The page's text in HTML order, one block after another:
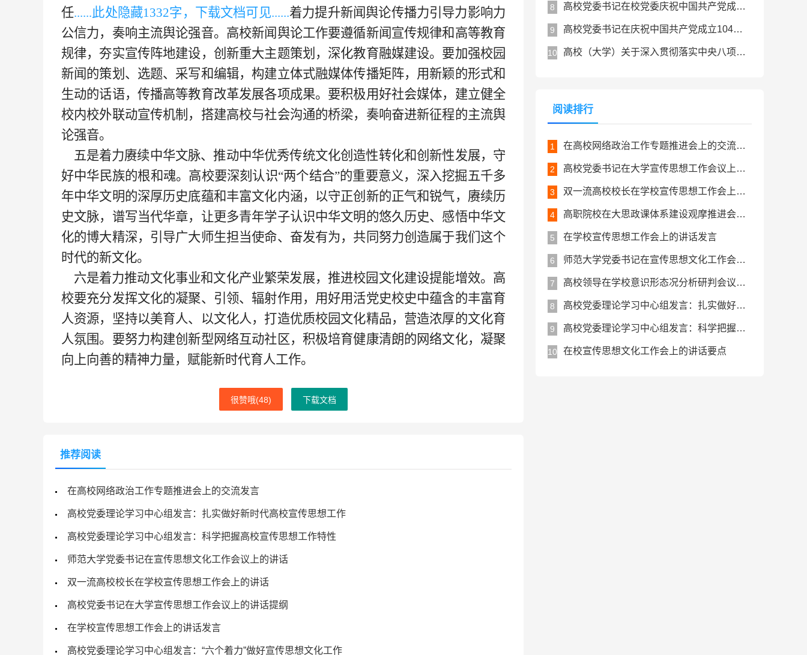
任......此处隐藏1332字，下载文档可见......着力提升新闻舆论传播力引导力影响力
公信力，奏响主流舆论强音。高校新闻舆论工作要遵循新闻宣传规律和高等教育
规律，夯实宣传阵地建设，创新重大主题策划，深化教育融媒建设。要加强校园
新闻的策划、选题、采写和编辑，构建立体式融媒体传播矩阵，用新颖的形式和
生动的话语，传播高等教育改革发展各项成果。要积极用好社会媒体，建立健全
校内校外联动宣传机制，搭建高校与社会沟通的桥梁，奏响奋进新征程的主流舆
论强音。
五是着力赓续中华文脉、推动中华优秀传统文化创造性转化和创新性发展，守
好中华民族的根和魂。高校要深刻认识“两个结合”的重要意义，深入挖掘五千多
年中华文明的深厚历史底蕴和丰富文化内涵，以守正创新的正气和锐气，赓续历
史文脉，谱写当代华章，让更多青年学子认识中华文明的悠久历史、感悟中华文
化的博大精深，引导广大师生担当使命、奋发有为，共同努力创造属于我们这个
时代的新文化。
六是着力推动文化事业和文化产业繁荣发展，推进校园文化建设提能增效。高
校要充分发挥文化的凝聚、引领、辐射作用，用好用活党史校史中蕴含的丰富育
人资源，坚持以美育人、以文化人，打造优质校园文化精品，营造浓厚的文化育
人氛围。要努力构建创新型网络互动社区，积极培育健康清朗的网络文化，凝聚
向上向善的精神力量，赋能新时代育人工作。
很赞哦(48) 下载文档
推荐阅读
在高校网络政治工作专题推进会上的交流发言
高校党委理论学习中心组发言：扎实做好新时代高校宣传思想工作
高校党委理论学习中心组发言：科学把握高校宣传思想工作特性
师范大学党委书记在宣传思想文化工作会议上的讲话
双一流高校校长在学校宣传思想工作会上的讲话
高校党委书记在大学宣传思想工作会议上的讲话提纲
在学校宣传思想工作会上的讲话发言
高校党委理论学习中心组发言：“六个着力”做好宣传思想文化工作
8 高校党委书记在校党委庆祝中国共产党成立104周年暨七一表彰大会上的讲话
9 高校党委书记在庆祝中国共产党成立104周年大会上的讲话
10 高校（大学）关于深入贯彻落实中央八项规定精神学习教育总结评估报告
阅读排行
1 在高校网络政治工作专题推进会上的交流发言
2 高校党委书记在大学宣传思想工作会议上的讲话提纲
3 双一流高校校长在学校宣传思想工作会上的讲话
4 高职院校在大思政课体系建设观摩推进会上的交流发言
5 在学校宣传思想工作会上的讲话发言
6 师范大学党委书记在宣传思想文化工作会议上的讲话
7 高校领导在学校意识形态况分析研判会议上的讲话
8 高校党委理论学习中心组发言：扎实做好新时代高校宣传思想工作
9 高校党委理论学习中心组发言：科学把握高校宣传思想工作特性
10 在校宣传思想文化工作会上的讲话要点